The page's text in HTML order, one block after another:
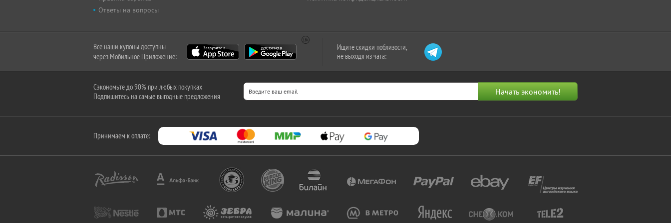
Ответы на вопросы
Все наши купоны доступны
через Мобильное Приложение:
Ищите скидки поблизости,
не выходя из чата:
Сэкономьте до 90% при любых покупках
Подпишитесь на самые выгодные предложения
Принимаем к оплате: